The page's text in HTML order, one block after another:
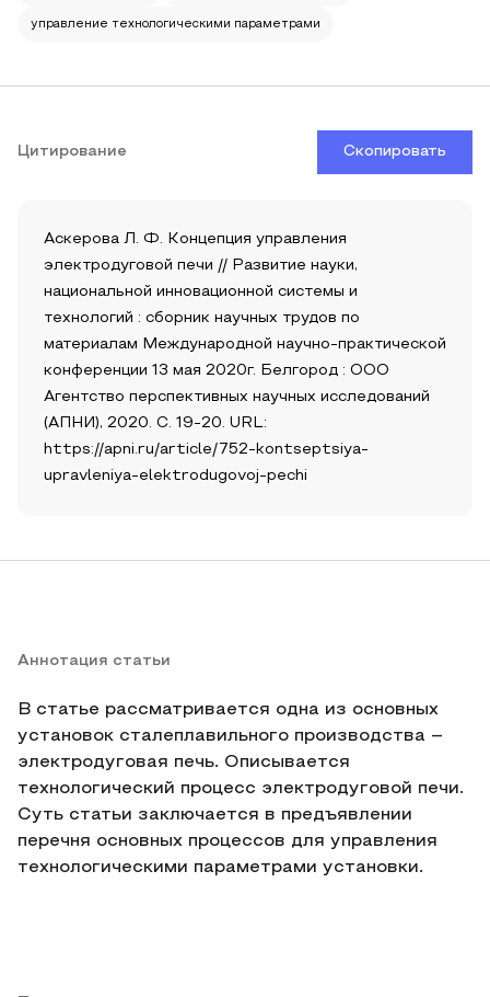
управление технологическими параметрами
Цитирование Скопировать
Аскерова Л. Ф. Концепция управления
электродуговой печи // Развитие науки,
национальной инновационной системы и
технологий : сборник научных трудов по
материалам Международной научно-практической
конференции 13 мая 2020г. Белгород : ООО
Агентство перспективных научных исследований
(АПНИ), 2020. С. 19-20. URL:
https://apni.ru/article/752-kontseptsiya-
upravleniya-elektrodugovoj-pechi
Аннотация статьи
В статье рассматривается одна из основных
установок сталеплавильного производства –
электродуговая печь. Описывается
технологический процесс электродуговой печи.
Суть статьи заключается в предъявлении
перечня основных процессов для управления
технологическими параметрами установки.